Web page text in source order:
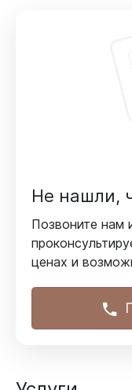
Не нашли,
Позвоните нам
ценах и